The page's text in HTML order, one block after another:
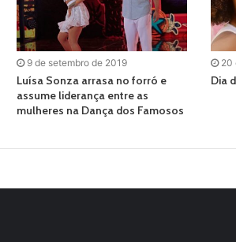
9 de setembro de 2019
Luísa Sonza arrasa no forró e
assume liderança entre as
mulheres na Dança dos Famosos
20
Dia